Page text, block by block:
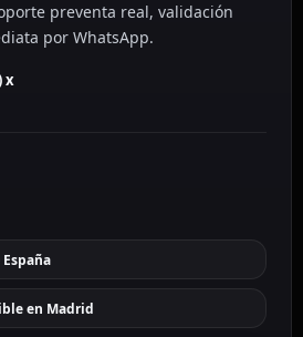
preventa real, validación
por WhatsApp.
x
en Madrid